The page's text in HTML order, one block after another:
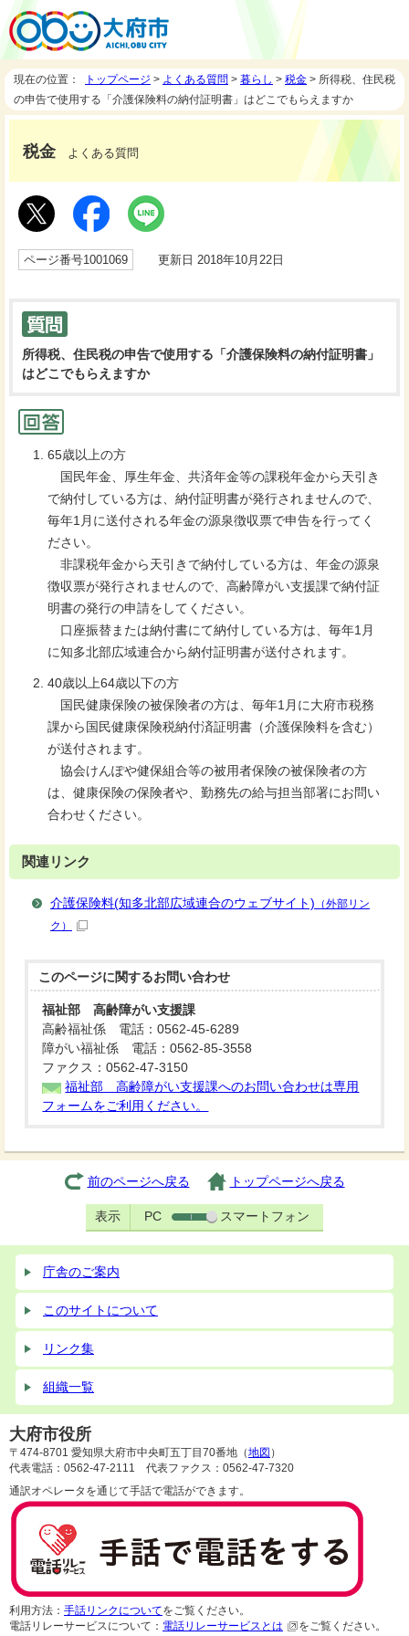
現在の位置： トップページ > よくある質問 > 暮らし > 税金 > 所得税、住民税
の申告で使用する「介護保険料の納付証明書」はどこでもらえますか
税金 よくある質問
ページ番号1001069 更新日 2018年10月22日
所得税、住民税の申告で使用する「介護保険料の納付証明書」
はどこでもらえますか
65歳以上の方
国民年金、厚生年金、共済年金等の課税年金から天引き
で納付している方は、納付証明書が発行されませんので、
毎年1月に送付される年金の源泉徴収票で申告を行ってく
ださい。
非課税年金から天引きで納付している方は、年金の源泉
徴収票が発行されませんので、高齢障がい支援課で納付証
明書の発行の申請をしてください。
口座振替または納付書にて納付している方は、毎年1月
に知多北部広域連合から納付証明書が送付されます。
40歳以上64歳以下の方
国民健康保険の被保険者の方は、毎年1月に大府市税務
課から国民健康保険税納付済証明書（介護保険料を含む）
が送付されます。
協会けんぽや健保組合等の被用者保険の被保険者の方
は、健康保険の保険者や、勤務先の給与担当部署にお問い
合わせください。
関連リンク
介護保険料(知多北部広域連合のウェブサイト) （外部リン
ク）
このページに関するお問い合わせ
福祉部 高齢障がい支援課
高齢福祉係 電話：0562-45-6289
障がい福祉係 電話：0562-85-3558
ファクス：0562-47-3150
福祉部 高齢障がい支援課へのお問い合わせは専用
フォームをご利用ください。
前のページへ戻る トップページへ戻る
表示 PC スマートフォン
庁舎のご案内
このサイトについて
リンク集
組織一覧
大府市役所
〒474-8701 愛知県大府市中央町五丁目70番地（地図 ）
代表電話：0562-47-2111 代表ファクス：0562-47-7320
通訳オペレータを通じて手話で電話ができます。
利用方法： 手話リンクについてをご覧ください。
電話リレーサービスについて： 電話リレーサービスとは をご覧ください。